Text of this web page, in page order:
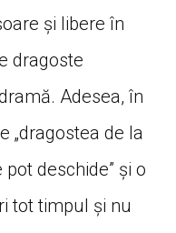
și libere în
dragoste
Adesea, în
„dragostea de la
pot deschide” și o
tot timpul și nu